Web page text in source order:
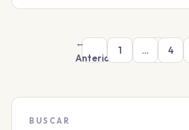
←
Anterior
1 … 4
BUSCAR